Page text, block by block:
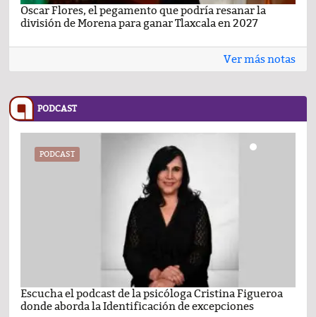
Oscar Flores, el pegamento que podría resanar la
división de Morena para ganar Tlaxcala en 2027
Ver más notas
PODCAST
PODCAST
Escucha el podcast de la psicóloga Cristina Figueroa
donde aborda la Identificación de excepciones